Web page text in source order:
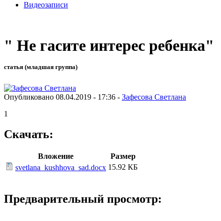
Видеозаписи
" Не гасите интерес ребенка"
статья (младшая группа)
Опубликовано 08.04.2019 - 17:36 - Зафесова Светлана
1
Скачать:
Вложение
Размер
svetlana_kushhova_sad.docx 15.92 КБ
Предварительный просмотр: